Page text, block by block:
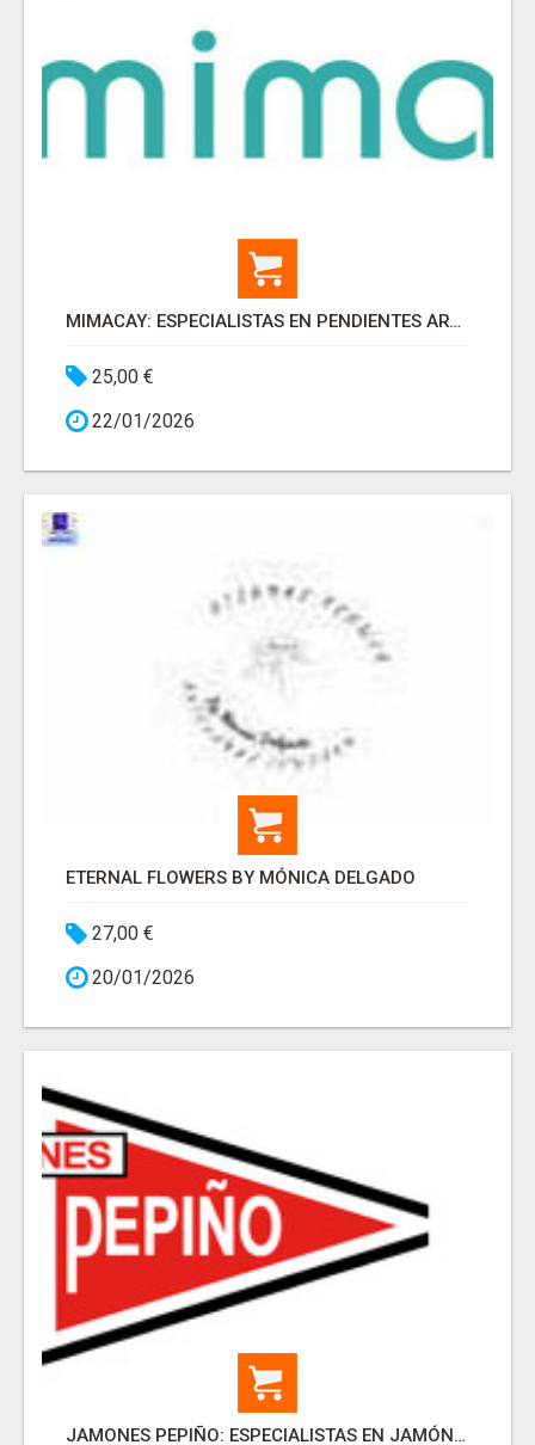
MIMACAY: ESPECIALISTAS EN PENDIENTES ARTESANALES
25,00 €
22/01/2026
ETERNAL FLOWERS BY MÓNICA DELGADO
27,00 €
20/01/2026
JAMONES PEPIÑO: ESPECIALISTAS EN JAMÓN DE SALAMANCA